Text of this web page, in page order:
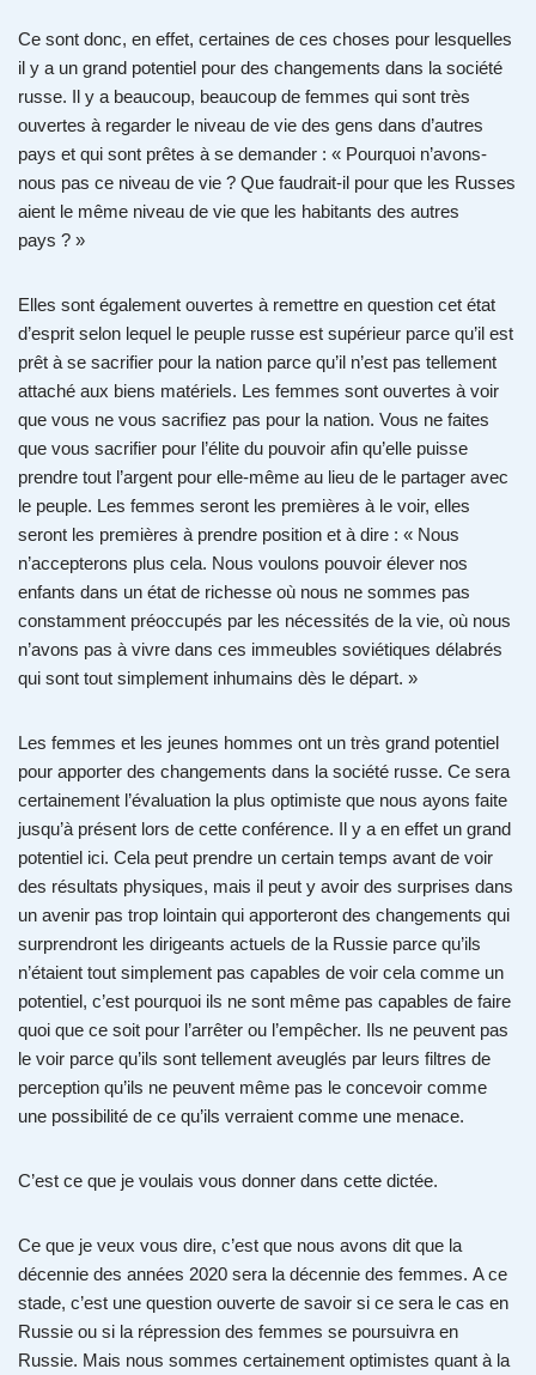
Ce sont donc, en effet, certaines de ces choses pour lesquelles
il y a un grand potentiel pour des changements dans la société
russe. Il y a beaucoup, beaucoup de femmes qui sont très
ouvertes à regarder le niveau de vie des gens dans d’autres
pays et qui sont prêtes à se demander : « Pourquoi n’avons-
nous pas ce niveau de vie ? Que faudrait-il pour que les Russes
aient le même niveau de vie que les habitants des autres
pays ? »
Elles sont également ouvertes à remettre en question cet état
d’esprit selon lequel le peuple russe est supérieur parce qu’il est
prêt à se sacrifier pour la nation parce qu’il n’est pas tellement
attaché aux biens matériels. Les femmes sont ouvertes à voir
que vous ne vous sacrifiez pas pour la nation. Vous ne faites
que vous sacrifier pour l’élite du pouvoir afin qu’elle puisse
prendre tout l’argent pour elle-même au lieu de le partager avec
le peuple. Les femmes seront les premières à le voir, elles
seront les premières à prendre position et à dire : « Nous
n’accepterons plus cela. Nous voulons pouvoir élever nos
enfants dans un état de richesse où nous ne sommes pas
constamment préoccupés par les nécessités de la vie, où nous
n’avons pas à vivre dans ces immeubles soviétiques délabrés
qui sont tout simplement inhumains dès le départ. »
Les femmes et les jeunes hommes ont un très grand potentiel
pour apporter des changements dans la société russe. Ce sera
certainement l’évaluation la plus optimiste que nous ayons faite
jusqu’à présent lors de cette conférence. Il y a en effet un grand
potentiel ici. Cela peut prendre un certain temps avant de voir
des résultats physiques, mais il peut y avoir des surprises dans
un avenir pas trop lointain qui apporteront des changements qui
surprendront les dirigeants actuels de la Russie parce qu’ils
n’étaient tout simplement pas capables de voir cela comme un
potentiel, c’est pourquoi ils ne sont même pas capables de faire
quoi que ce soit pour l’arrêter ou l’empêcher. Ils ne peuvent pas
le voir parce qu’ils sont tellement aveuglés par leurs filtres de
perception qu’ils ne peuvent même pas le concevoir comme
une possibilité de ce qu’ils verraient comme une menace.
C’est ce que je voulais vous donner dans cette dictée.
Ce que je veux vous dire, c’est que nous avons dit que la
décennie des années 2020 sera la décennie des femmes. A ce
stade, c’est une question ouverte de savoir si ce sera le cas en
Russie ou si la répression des femmes se poursuivra en
Russie. Mais nous sommes certainement optimistes quant à la